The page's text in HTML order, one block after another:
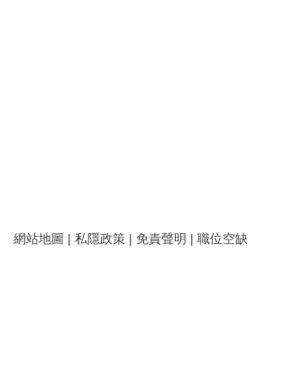
網站地圖 | 私隱政策 | 免責聲明 | 職位空缺